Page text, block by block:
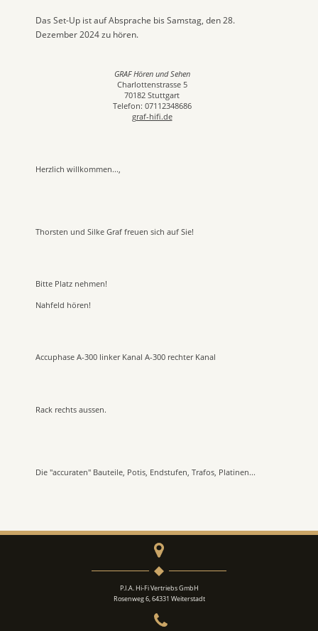
Das Set-Up ist auf Absprache bis Samstag, den 28.
Dezember 2024 zu hören.
GRAF Hören und Sehen
Charlottenstrasse 5
70182 Stuttgart
Telefon: 07112348686
graf-hifi.de
Herzlich willkommen...,
Thorsten und Silke Graf freuen sich auf Sie!
Bitte Platz nehmen!
Nahfeld hören!
Accuphase A-300 linker Kanal A-300 rechter Kanal
Rack rechts aussen.
Die "accuraten" Bauteile, Potis, Endstufen, Trafos, Platinen...
P.I.A. Hi-Fi Vertriebs GmbH
Rosenweg 6, 64331 Weiterstadt